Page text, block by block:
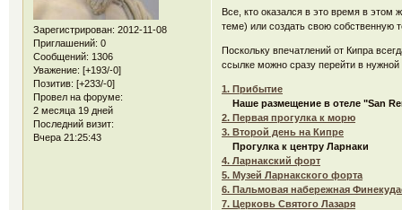
Зарегистрирован: 2012-11-08
Приглашений: 0
Сообщений: 1306
Уважение: [+193/-0]
Позитив: [+233/-0]
Провел на форуме:
2 месяца 19 дней
Последний визит:
Вчера 21:25:43
Все, кто оказался в это время в этом
теме) или создать свою собственную
Поскольку впечатлений от Кипра
ссылке можно сразу перейти в нужной
1. Прибытие
Наше размещение в отеле "San
2. Первая прогулка к морю
3. Второй день на Кипре
Прогулка к центру Ларнаки
4. Ларнакский форт
5. Музей Ларнакского форта
6. Пальмовая набережная
7. Церковь Святого Лазаря